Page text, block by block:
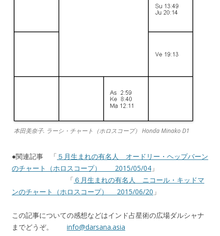
本田美奈子. ラーシ・チャート（ホロスコープ） Honda Minako D1
●関連記事 「 ５月生まれの有名人 オードリー・ヘップバーン
のチャート（ホロスコープ） 2015/05/04 」
「 ６月生まれの有名人 ニコール・キッドマ
ンのチャート（ホロスコープ） 2015/06/20 」
この記事についての感想などはインド占星術の広場ダルシャナ
までどうぞ。 info@darsana.asia